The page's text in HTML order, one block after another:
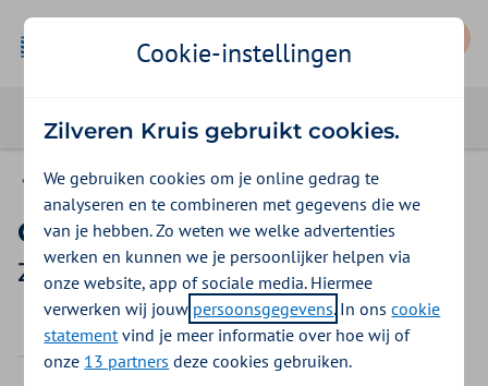
Vergoedingen
Gezond- en Fitbundel
Zilveren Kruis vergoeding 2026
2025 2026
Cookie-instellingen
Zilveren Kruis gebruikt cookies.
We gebruiken cookies om je online gedrag te
analyseren en te combineren met gegevens die we
van je hebben. Zo weten we welke advertenties
werken en kunnen we je persoonlijker helpen via
onze website, app of sociale media. Hiermee
verwerken wij jouw persoonsgegevens. In onscookie
statementvind je meer informatie over hoe wij of
onze 13 partners deze cookies gebruiken.